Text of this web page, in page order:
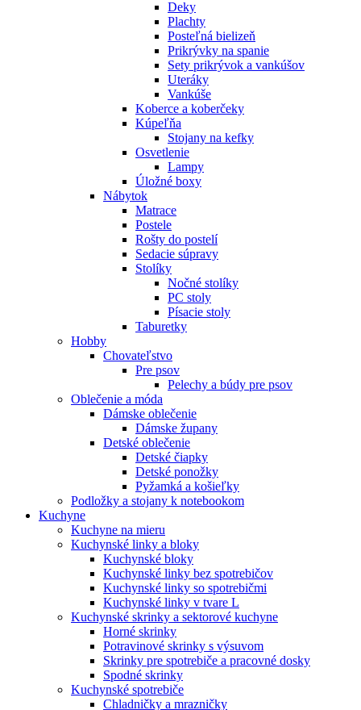
Deky
Plachty
Posteľná bielizeň
Prikrývky na spanie
Sety prikrývok a vankúšov
Uteráky
Vankúše
Koberce a koberčeky
Kúpeľňa
Stojany na kefky
Osvetlenie
Lampy
Úložné boxy
Nábytok
Matrace
Postele
Rošty do postelí
Sedacie súpravy
Stolíky
Nočné stolíky
PC stoly
Písacie stoly
Taburetky
Hobby
Chovateľstvo
Pre psov
Pelechy a búdy pre psov
Oblečenie a móda
Dámske oblečenie
Dámske župany
Detské oblečenie
Detské čiapky
Detské ponožky
Pyžamká a košieľky
Podložky a stojany k notebookom
Kuchyne
Kuchyne na mieru
Kuchynské linky a bloky
Kuchynské bloky
Kuchynské linky bez spotrebičov
Kuchynské linky so spotrebičmi
Kuchynské linky v tvare L
Kuchynské skrinky a sektorové kuchyne
Horné skrinky
Potravinové skrinky s výsuvom
Skrinky pre spotrebiče a pracovné dosky
Spodné skrinky
Kuchynské spotrebiče
Chladničky a mrazničky